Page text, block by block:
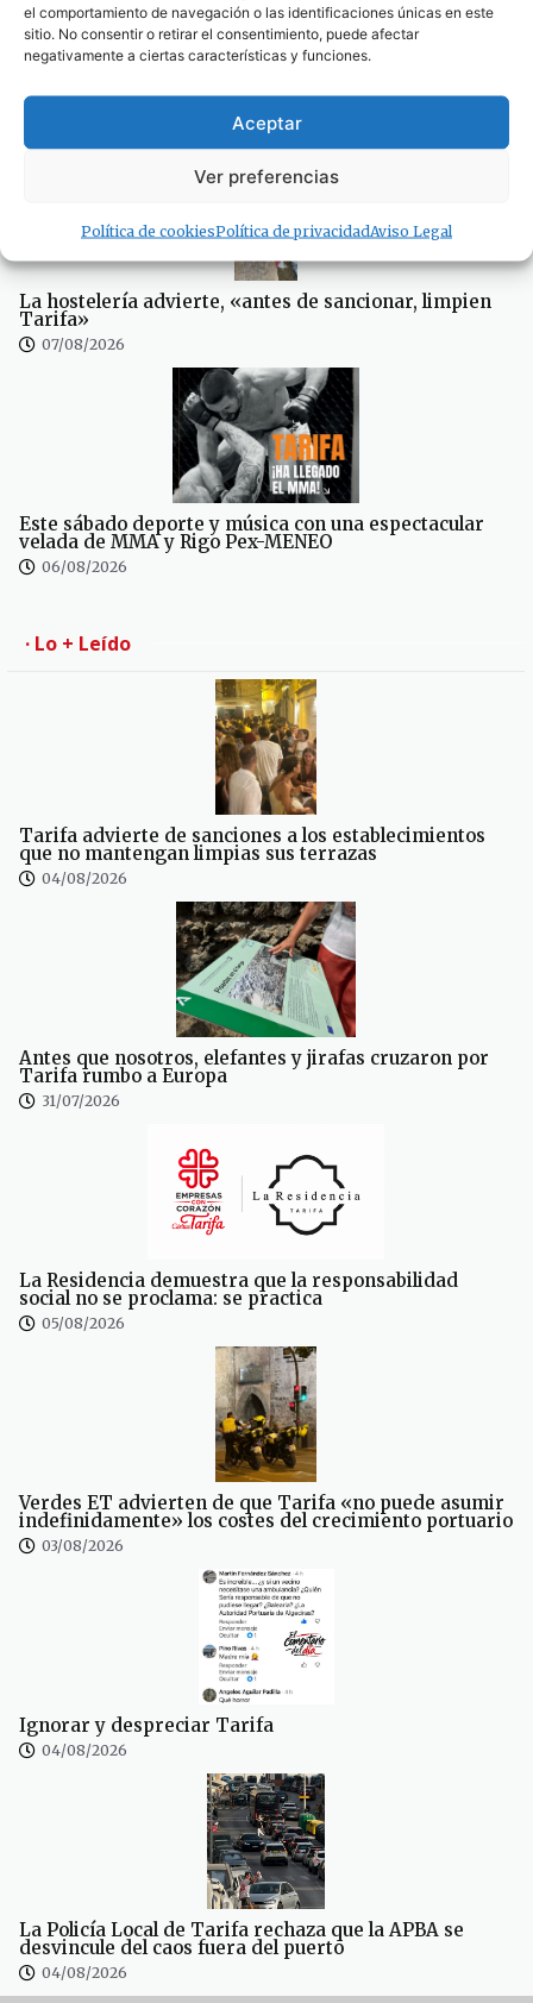
el comportamiento de navegación o las identificaciones únicas en este
sitio. No consentir o retirar el consentimiento, puede afectar
negativamente a ciertas características y funciones.
Aceptar
Ver preferencias
Política de cookiesPolítica de privacidadAviso Legal
La fumigación en el peor momento del verano obliga
de los empresarios
La hostelería advierte, «antes de sancionar, limpien
Tarifa»
07/08/2026
Este sábado deporte y música con una espectacular
velada de MMA y Rigo Pex-MENEO
06/08/2026
· Lo + Leído
Tarifa advierte de sanciones a los establecimientos
que no mantengan limpias sus terrazas
04/08/2026
Antes que nosotros, elefantes y jirafas cruzaron por
Tarifa rumbo a Europa
31/07/2026
La Residencia demuestra que la responsabilidad
social no se proclama: se practica
05/08/2026
Verdes ET advierten de que Tarifa «no puede asumir
indefinidamente» los costes del crecimiento portuario
03/08/2026
Ignorar y despreciar Tarifa
04/08/2026
La Policía Local de Tarifa rechaza que la APBA se
desvincule del caos fuera del puerto
04/08/2026